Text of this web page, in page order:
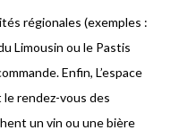
régionales (exemples :
Limousin ou le Pastis
Enfin, L’espace
le rendez-vous des
un vin ou une bière